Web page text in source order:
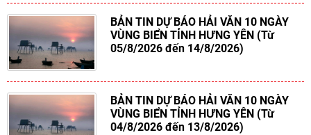
BẢN TIN DỰ BÁO HẢI VĂN 10 NGÀY
VÙNG BIỂN TỈNH HƯNG YÊN (Từ
05/8/2026 đến 14/8/2026)
BẢN TIN DỰ BÁO HẢI VĂN 10 NGÀY
VÙNG BIỂN TỈNH HƯNG YÊN (Từ
04/8/2026 đến 13/8/2026)